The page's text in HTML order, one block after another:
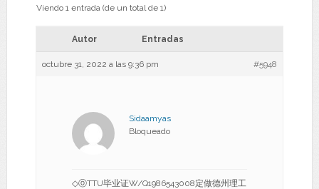
Viendo 1 entrada (de un total de 1)
Autor Entradas
octubre 31, 2022 a las 9:36 pm #5948
Sidaamyas
Bloqueado
◇ⓞTTU毕业证W/Q1986543008定做德州理工